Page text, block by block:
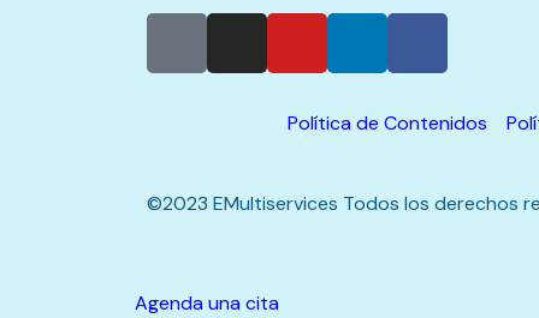
Política de Contenidos
©2023 EMultiservices Todos los derechos
Agenda una cita